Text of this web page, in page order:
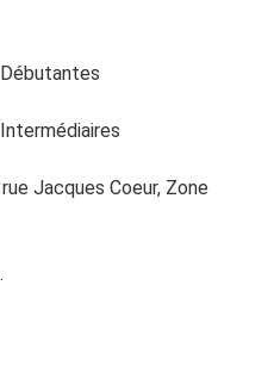
Jacques Coeur, Zone